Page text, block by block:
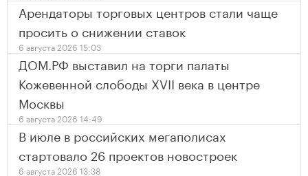
Арендаторы торговых центров стали чаще
просить о снижении ставок
6 августа 2026 15:03
ДОМ.РФ выставил на торги палаты
Кожевенной слободы XVII века в центре
Москвы
6 августа 2026 14:49
В июле в российских мегаполисах
стартовало 26 проектов новостроек
6 августа 2026 13:38